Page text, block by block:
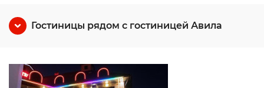
Гостиницы рядом с гостиницей Авила